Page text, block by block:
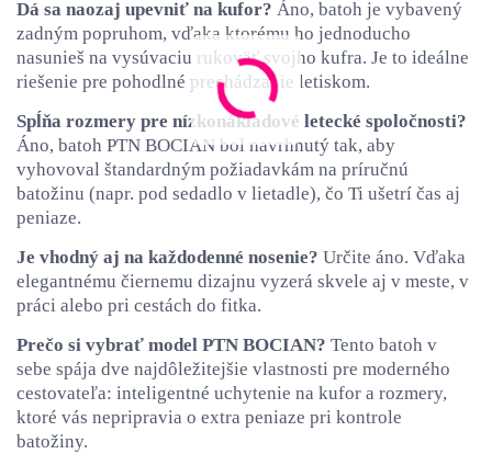
Dá sa naozaj upevniť na kufor? Áno, batoh je vybavený
zadným popruhom, vďaka ktorému ho jednoducho
nasunieš na vysúvaciu rukoväť svojho kufra. Je to ideálne
riešenie pre pohodlné prechádzanie letiskom.
Spĺňa rozmery pre nízkonákladové letecké spoločnosti?
Áno, batoh PTN BOCIAN bol navrhnutý tak, aby
vyhovoval štandardným požiadavkám na príručnú
batožinu (napr. pod sedadlo v lietadle), čo Ti ušetrí čas aj
peniaze.
Je vhodný aj na každodenné nosenie? Určite áno. Vďaka
elegantnému čiernemu dizajnu vyzerá skvele aj v meste, v
práci alebo pri cestách do fitka.
Prečo si vybrať model PTN BOCIAN? Tento batoh v
sebe spája dve najdôležitejšie vlastnosti pre moderného
cestovateľa: inteligentné uchytenie na kufor a rozmery,
ktoré vás nepripravia o extra peniaze pri kontrole
batožiny.